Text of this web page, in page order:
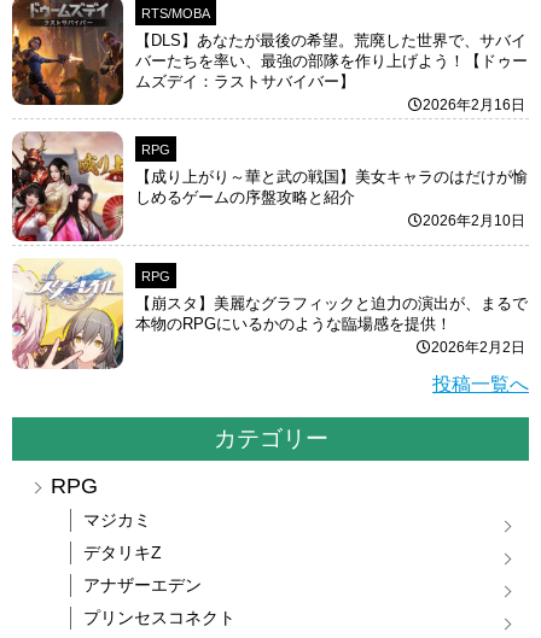
RTS/MOBA
【DLS】あなたが最後の希望。荒廃した世界で、サバイ
バーたちを率い、最強の部隊を作り上げよう！【ドゥー
ムズデイ：ラストサバイバー】
2026年2月16日
RPG
【成り上がり～華と武の戦国】美女キャラのはだけが愉
しめるゲームの序盤攻略と紹介
2026年2月10日
RPG
【崩スタ】美麗なグラフィックと迫力の演出が、まるで
本物のRPGにいるかのような臨場感を提供！
2026年2月2日
投稿一覧へ
カテゴリー
RPG
マジカミ
デタリキZ
アナザーエデン
プリンセスコネクト